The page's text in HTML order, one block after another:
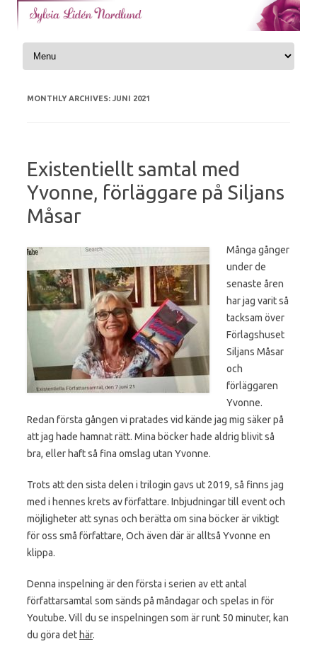
Skip to content
MONTHLY ARCHIVES: JUNI 2021
Existentiellt samtal med
Yvonne, förläggare på Siljans
Måsar
Många gånger
under de
senaste åren
har jag varit så
tacksam över
Förlagshuset
Siljans Måsar
och
förläggaren
Yvonne.
Redan första gången vi pratades vid kände jag mig säker på
att jag hade hamnat rätt. Mina böcker hade aldrig blivit så
bra, eller haft så fina omslag utan Yvonne.
Trots att den sista delen i trilogin gavs ut 2019, så finns jag
med i hennes krets av författare. Inbjudningar till event och
möjligheter att synas och berätta om sina böcker är viktigt
för oss små författare, Och även där är alltså Yvonne en
klippa.
Denna inspelning är den första i serien av ett antal
författarsamtal som sänds på måndagar och spelas in för
Youtube. Vill du se inspelningen som är runt 50 minuter, kan
du göra det här.